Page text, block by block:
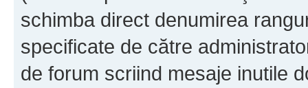
schimba direct denumirea
specificate de către
de forum scriind mesaje inutile